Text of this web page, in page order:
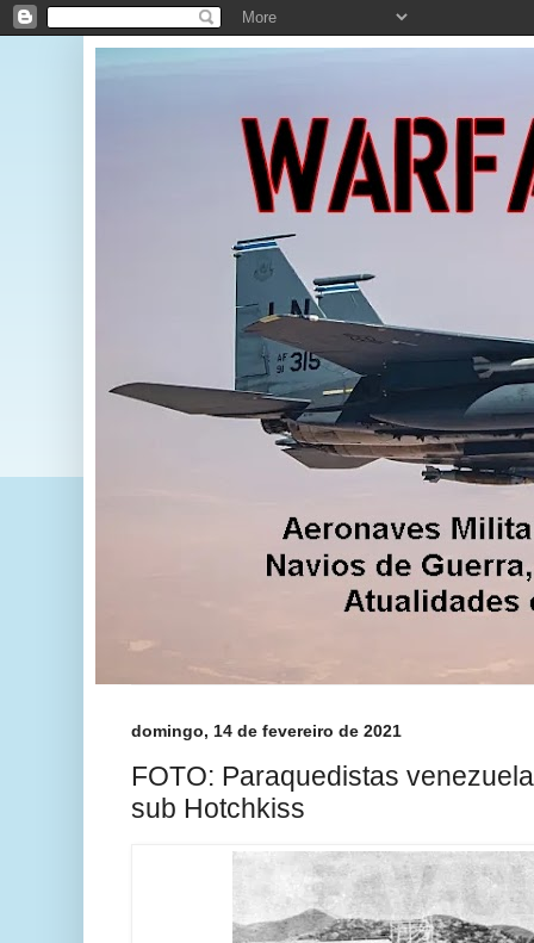
domingo, 14 de fevereiro de 2021
FOTO: Paraquedistas
sub Hotchkiss